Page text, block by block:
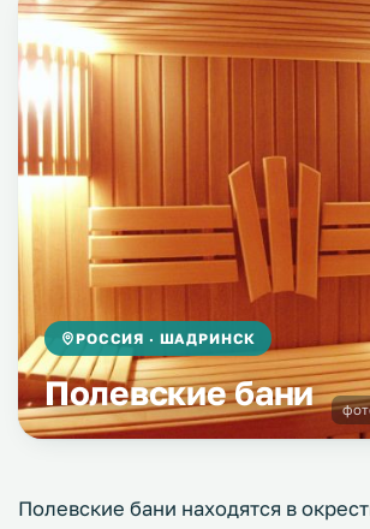
РОССИЯ · ШАДРИНСК
Полевские бани
Полевские бани находятся в